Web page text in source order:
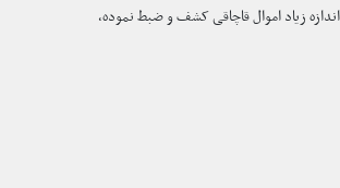
زیاد اموال قاچاقی کشف و ضبط نموده،